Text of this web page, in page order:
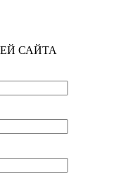
САЙТА